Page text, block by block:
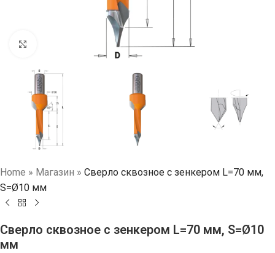
Нажмите, чтобы увеличить
Home » Магазин » Сверло сквозное с зенкером L=70 мм,
S=Ø10 мм
Сверло сквозное с зенкером L=70 мм, S=Ø10
мм